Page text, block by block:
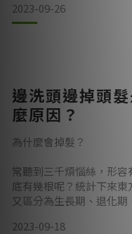
症，找出潛在疾病原因，
估很重要，問清楚過去病
2023-09-26
邊洗頭邊掉頭
麼原因？
為什麼會掉髮？
常聽到三千煩惱絲，形
底有幾根呢？統計下來
又區分為生長期、退化
2023-09-18